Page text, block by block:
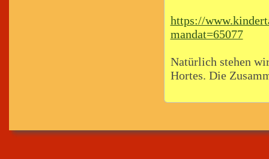
https://
mandat=65077
Natürlich stehen
Hortes. Die